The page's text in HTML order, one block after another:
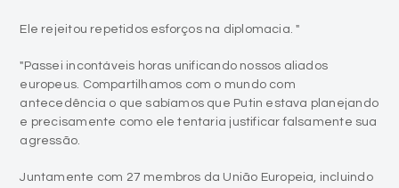
Ele rejeitou repetidos esforços na diplomacia. "
"Passei incontáveis horas unificando nossos aliados
europeus. Compartilhamos com o mundo com
antecedência o que sabíamos que Putin estava planejando
e precisamente como ele tentaria justificar falsamente sua
agressão.
Juntamente com 27 membros da União Europeia, incluindo